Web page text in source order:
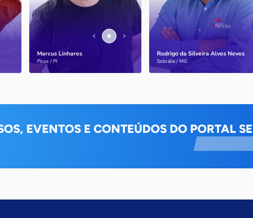
Marcus Linhares
Picos / PI
Saiba mais
Rodrigo da Silveira Alves Neves
Sobrália / MG
Saiba mais
EVENTOS E CONTEÚDOS DO PORTAL